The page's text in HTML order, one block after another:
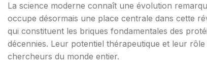
La science moderne connaît une évolution
occupe désormais une place centrale dans cette
qui constituent les briques fondamentales des
décennies. Leur potentiel thérapeutique et leur
chercheurs du monde entier.